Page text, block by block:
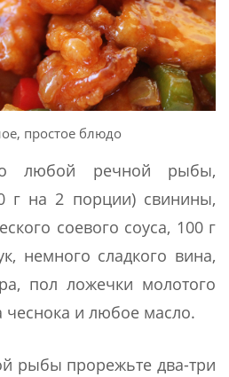
простое блюдо
любой речной рыбы,
г на 2 порции) свинины,
соевого соуса, 100 г
немного сладкого вина,
пол ложечки молотого
чеснока и любое масло.
рыбы прорежьте два-три